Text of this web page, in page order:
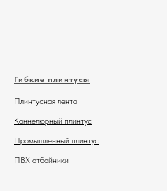
Гибкие плинтусы
Плинтусная лента
Каннелюрный плинтус
Промышленный плинтус
ПВХ отбойники